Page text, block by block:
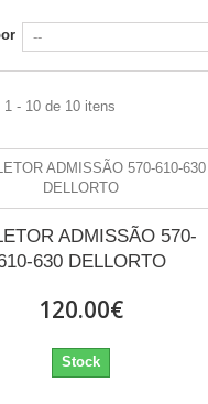
1 - 10 de 10 itens
ADMISSÃO 570-
630 DELLORTO
120.00€
Stock